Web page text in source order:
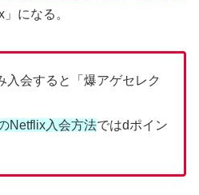
になる。
入会すると「爆アゲセレク
Netflix入会方法ではdポイン